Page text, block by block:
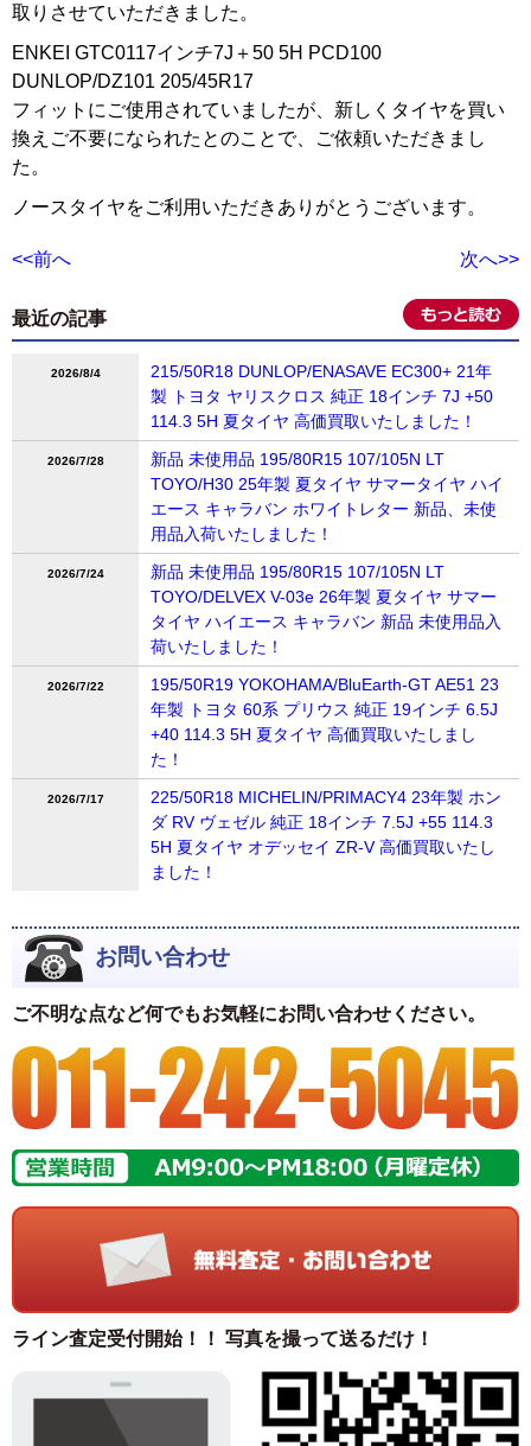
取りさせていただきました。
ENKEI GTC0117インチ7J＋50 5H PCD100
DUNLOP/DZ101 205/45R17
フィットにご使用されていましたが、新しくタイヤを買い
換えご不要になられたとのことで、ご依頼いただきまし
た。
ノースタイヤをご利用いただきありがとうございます。
<<前へ 次へ>>
最近の記事
2026/8/4
215/50R18 DUNLOP/ENASAVE EC300+ 21年
製 トヨタ ヤリスクロス 純正 18インチ 7J +50
114.3 5H 夏タイヤ 高価買取いたしました！
2026/7/28
新品 未使用品 195/80R15 107/105N LT
TOYO/H30 25年製 夏タイヤ サマータイヤ ハイ
エース キャラバン ホワイトレター 新品、未使
用品入荷いたしました！
2026/7/24
新品 未使用品 195/80R15 107/105N LT
TOYO/DELVEX V-03e 26年製 夏タイヤ サマー
タイヤ ハイエース キャラバン 新品 未使用品入
荷いたしました！
2026/7/22
195/50R19 YOKOHAMA/BluEarth-GT AE51 23
年製 トヨタ 60系 プリウス 純正 19インチ 6.5J
+40 114.3 5H 夏タイヤ 高価買取いたしまし
た！
2026/7/17
225/50R18 MICHELIN/PRIMACY4 23年製 ホン
ダ RV ヴェゼル 純正 18インチ 7.5J +55 114.3
5H 夏タイヤ オデッセイ ZR-V 高価買取いたし
ました！
お問い合わせ
ご不明な点など何でもお気軽にお問い合わせください。
ライン査定受付開始！！ 写真を撮って送るだけ！